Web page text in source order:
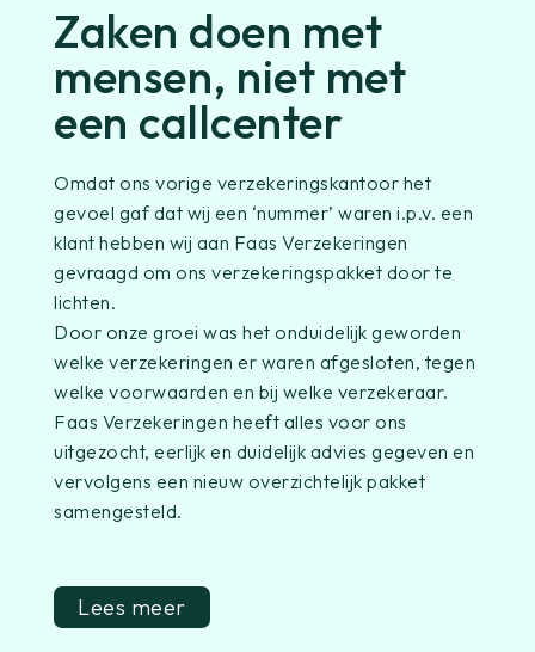
Zaken doen met
mensen, niet met
een callcenter
Omdat ons vorige verzekeringskantoor het
gevoel gaf dat wij een ‘nummer’ waren i.p.v. een
klant hebben wij aan Faas Verzekeringen
gevraagd om ons verzekeringspakket door te
lichten.
Door onze groei was het onduidelijk geworden
welke verzekeringen er waren afgesloten, tegen
welke voorwaarden en bij welke verzekeraar.
Faas Verzekeringen heeft alles voor ons
uitgezocht, eerlijk en duidelijk advies gegeven en
vervolgens een nieuw overzichtelijk pakket
samengesteld.
Lees meer